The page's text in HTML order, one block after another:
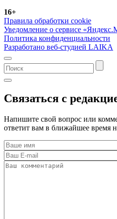
16+
Правила обработки cookie
Уведомление о сервисе
Политика конфиденциальности
Разработано веб-студией LAIKA
Связаться с
Напишите свой вопрос или
ответит вам в ближайшее время